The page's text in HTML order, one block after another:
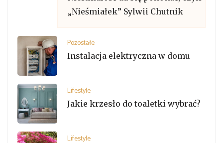
„Nieśmiałek” Sylwii Chutnik
Pozostałe
Instalacja elektryczna w domu
Lifestyle
Jakie krzesło do toaletki wybrać?
Lifestyle